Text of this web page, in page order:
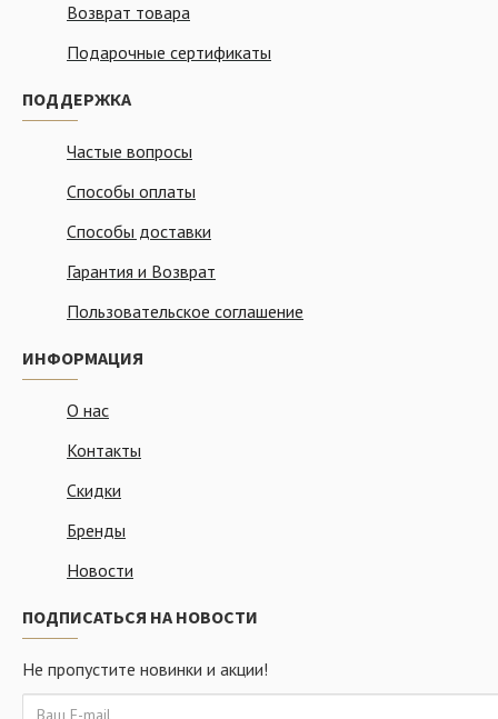
Возврат товара
Подарочные сертификаты
ПОДДЕРЖКА
Частые вопросы
Способы оплаты
Способы доставки
Гарантия и Возврат
Пользовательское соглашение
ИНФОРМАЦИЯ
О нас
Контакты
Скидки
Бренды
Новости
ПОДПИСАТЬСЯ НА НОВОСТИ
Не пропустите новинки и акции!